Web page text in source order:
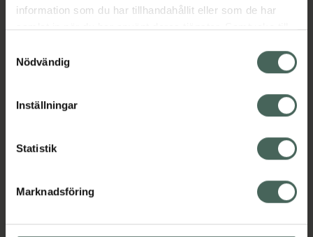
information som du har tillhandahållit eller som de har
samlat in när du har använt deras tjänster. Samtycke till
återkalla ditt samtycke via webbplatsens
cookieinställningar. Ett återkallat samtycke påverkar inte
lagligheten av behandling som skett innan återkallelsen.
Nödvändig
Inställningar
Statistik
Marknadsföring
EAN:07350136852107
Hårborstar och tillbehör
Styling